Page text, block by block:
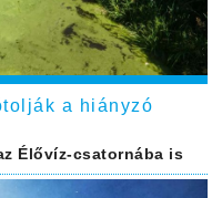
a hiányzó
Élővíz-csatornába is